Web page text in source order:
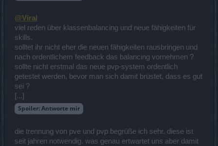
@Viral
viel reden über klassenbalancing und neue fähigkeiten für
skills.
solltet ihr nicht eher die neuen fähigkeiten rausbringen und
nach ordentlichem feedback das balancing vornehmen ?
sollte nicht erstmal das neue pvp-system ordentlich
getestet werden, bevor man sich damit brüstet, dass es gut
sei ?
[...]
Spoiler:Antworte mir
die trennung von pve und pvp begrüße ich sehr. diese ist
seit jahren notwendig. was genau ertwartet uns aber damit